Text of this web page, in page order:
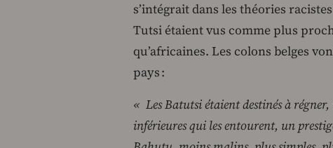
s’intégrait dans les théories
Tutsi étaient vus comme plus
qu’africaines. Les colons belges
pays :
« Les Batutsi étaient destinés à régner,
inférieures qui les entourent, un